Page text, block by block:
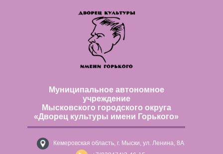
Муниципальное автономное
учреждение
Мысковского городского округа
«Дворец культуры имени Горького»
Кемеровская область, г. Мыски, ул. Ленина, 8А